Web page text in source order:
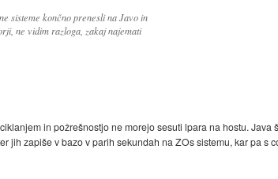
sisteme končno prenesli na Javo in
ne vidim razloga, zakaj najemati
in požrešnostjo ne morejo sesuti lpara na hostu. Java
jih zapiše v bazo v parih sekundah na ZOs sistemu, kar pa s